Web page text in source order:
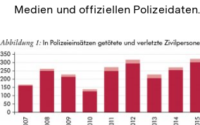
Medien und offiziellen Polizeidaten.